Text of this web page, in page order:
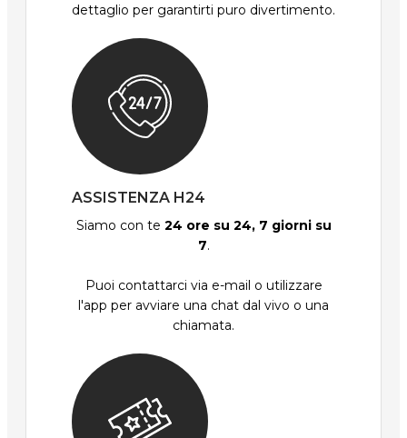
dettaglio per garantirti puro divertimento.
ASSISTENZA H24
Siamo con te 24 ore su 24, 7 giorni su
7.
Puoi contattarci via e-mail o utilizzare
l'app per avviare una chat dal vivo o una
chiamata.